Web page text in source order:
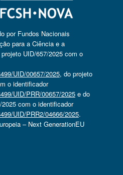
por Fundos Nacionais
para a Ciência e a
UID/657/2025 com o
UID/00657/2025, do projeto
o identificador
UID/PRR/00657/2025e do
com o identificador
UID/PRR2/04666/2025.
– Next GenerationEU